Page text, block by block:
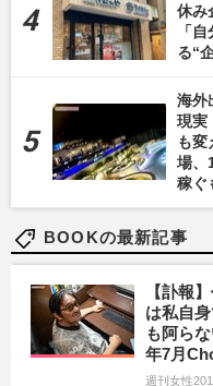
休み
「
る“
海外
現実
も変
場、
稼ぐ
BOOKの最新記事
【訃報
は私自
も阿ら
年7月
週刊女性